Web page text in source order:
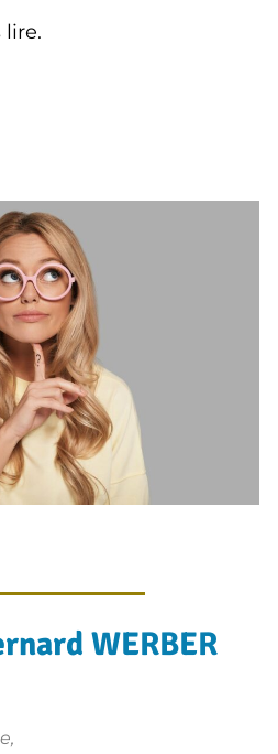
lire.
WERBER